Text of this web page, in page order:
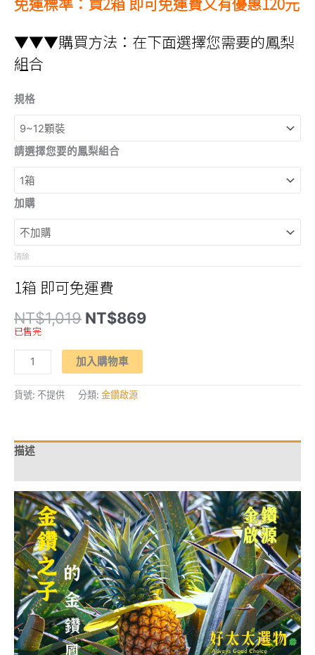
▼▼▼購買方法：在下面選擇您需要的鳳梨
組合
規格
請選擇您要的鳳梨組合
加購
清除
1箱 即可免運費
NT$1,019 原
始
格：
NT$1,019。
NT$869目
已售完
【金
啟
源】
「金
鑽
源
頭，
傳
承
的
鳳
梨
甘
甜
~
數
量
加入購物車
貨號: 不提供 分類: 金鑽啟源
描述